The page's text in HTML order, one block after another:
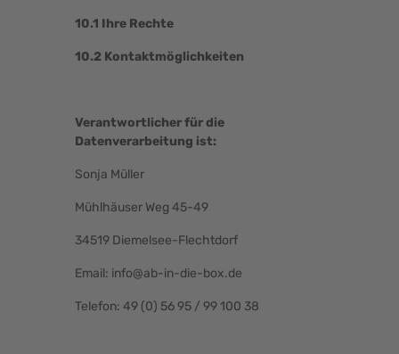
10.1 Ihre Rechte
10.2 Kontaktmöglichkeiten
Verantwortlicher für die
Datenverarbeitung ist:
Sonja Müller
Mühlhäuser Weg 45-49
34519 Diemelsee-Flechtdorf
Email: info@ab-in-die-box.de
Telefon: 49 (0) 56 95 / 99 100 38